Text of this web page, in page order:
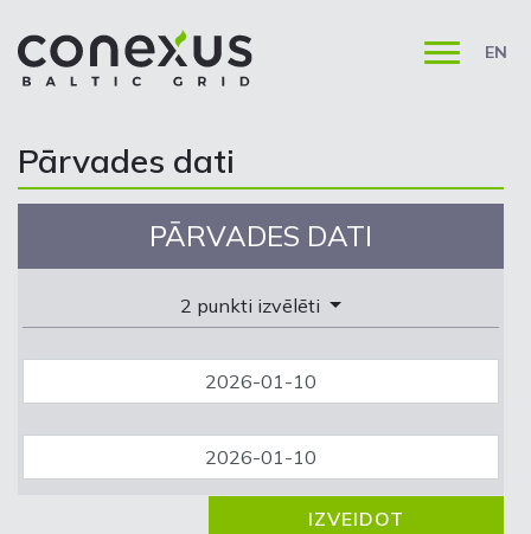
EN
Pārvades dati
PĀRVADES DATI
2 punkti izvēlēti